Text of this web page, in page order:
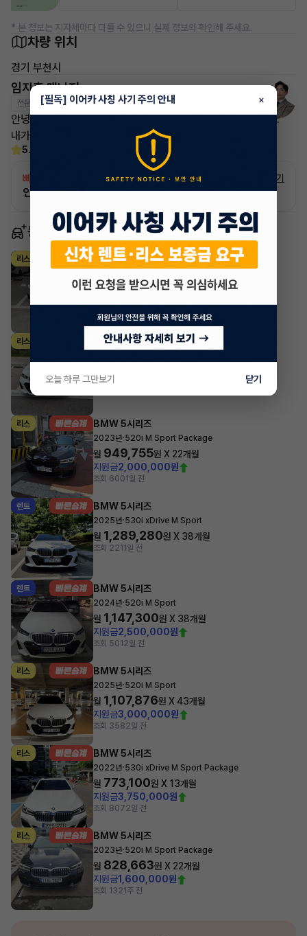
* 본 정보는 지자체마다 다를 수 있으니 실제 정보와 확인해 주세요.
차량 위치
경기 부천시
임지훈 매니저
전문교육수료 자격인증완료
안녕하세요 이어카 빠른승계 서비스 매니저 임지훈 과장입니다.
내가 고객이 된다는 마인드로 응대해드립니다 감사합니다.
5.0
빠른승계
인증 차량으로 승계하는 이유?
자세히 보기
동일 차종 이어카
리스 BMW 5시리즈
·
월990,381원 X 36 개월
지원금10,000,000원
조회 1,1173시간 전
리스 BMW 5시리즈
·
조회 1,793
리스 BMW 5시리즈
2023년·520i M Sport Package
월 949,755원 X 22개월
지원금2,000,000원
조회 6001일 전
렌트 BMW 5시리즈
2025년·530i xDrive M Sport
월 1,289,280원 X 38개월
조회 221 1일 전
렌트 BMW 5시리즈
2024년·520i M Sport
월 1,147,300원 X 38개월
지원금2,500,000원
조회 501 2일 전
리스 BMW 5시리즈
2025년·520i M Sport
월 1,107,876원 X43개월
지원금3,000,000원
조회 3582일 전
리스 BMW 5시리즈
2022년·530i xDrive M Sport Package
월 773,100원 X 13개월
지원금3,750,000원
조회 8072일 전
리스 BMW 5시리즈
2023년·520i M Sport Package
월 828,663원 X 22개월
지원금1,600,000원
조회 1321주 전
[필독] 이어카 사칭 사기 주의 안내 ×
오늘 하루 그만보기 닫기